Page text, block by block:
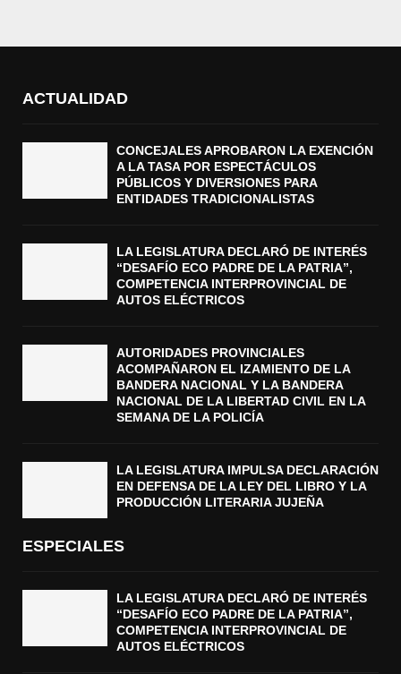
ACTUALIDAD
CONCEJALES APROBARON LA EXENCIÓN
A LA TASA POR ESPECTÁCULOS
PÚBLICOS Y DIVERSIONES PARA
ENTIDADES TRADICIONALISTAS
LA LEGISLATURA DECLARÓ DE INTERÉS
“DESAFÍO ECO PADRE DE LA PATRIA”,
COMPETENCIA INTERPROVINCIAL DE
AUTOS ELÉCTRICOS
AUTORIDADES PROVINCIALES
ACOMPAÑARON EL IZAMIENTO DE LA
BANDERA NACIONAL Y LA BANDERA
NACIONAL DE LA LIBERTAD CIVIL EN LA
SEMANA DE LA POLICÍA
LA LEGISLATURA IMPULSA DECLARACIÓN
EN DEFENSA DE LA LEY DEL LIBRO Y LA
PRODUCCIÓN LITERARIA JUJEÑA
ESPECIALES
LA LEGISLATURA DECLARÓ DE INTERÉS
“DESAFÍO ECO PADRE DE LA PATRIA”,
COMPETENCIA INTERPROVINCIAL DE
AUTOS ELÉCTRICOS